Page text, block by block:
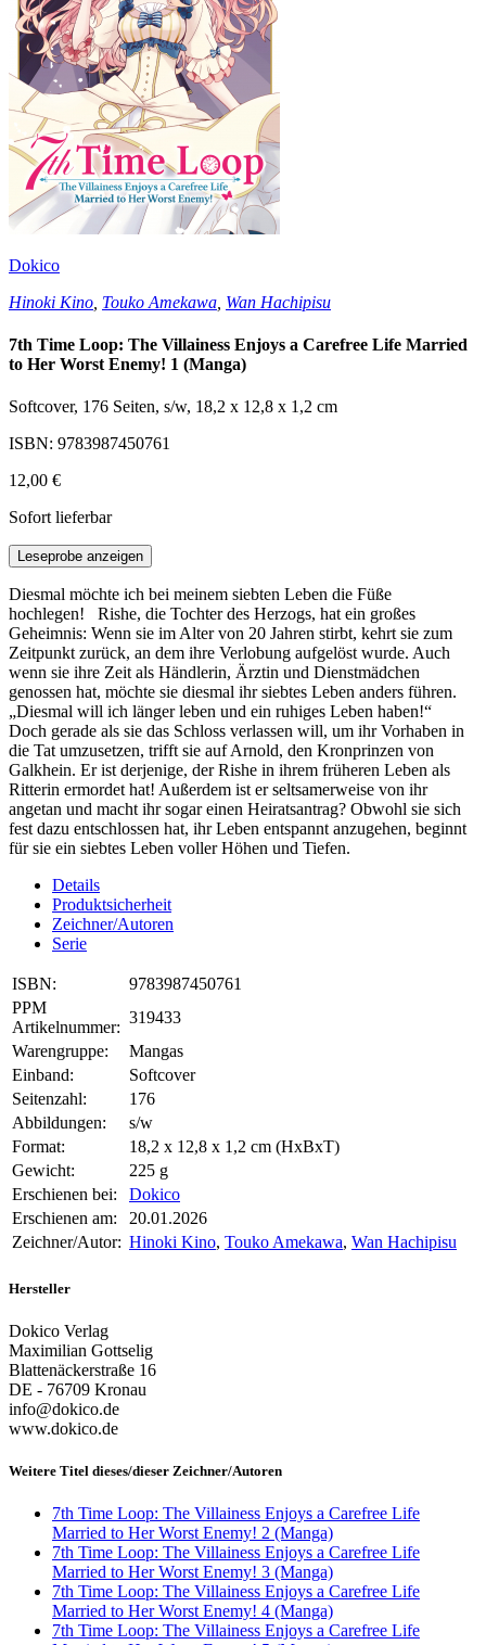
Dokico
Hinoki Kino Touko Amekawa Wan Hachipisu
7th Time Loop: The Villainess Enjoys a Carefree Life Married
to Her Worst Enemy! 1 (Manga)
Softcover, 176 Seiten, s/w, 18,2 x 12,8 x 1,2 cm
ISBN: 9783987450761
12,00 €
Sofort lieferbar
Leseprobe anzeigen
Diesmal möchte ich bei meinem siebten Leben die Füße
hochlegen! Rishe, die Tochter des Herzogs, hat ein großes
Geheimnis: Wenn sie im Alter von 20 Jahren stirbt, kehrt sie zum
Zeitpunkt zurück, an dem ihre Verlobung aufgelöst wurde. Auch
wenn sie ihre Zeit als Händlerin, Ärztin und Dienstmädchen
genossen hat, möchte sie diesmal ihr siebtes Leben anders führen.
„Diesmal will ich länger leben und ein ruhiges Leben haben!“
Doch gerade als sie das Schloss verlassen will, um ihr Vorhaben in
die Tat umzusetzen, trifft sie auf Arnold, den Kronprinzen von
Galkhein. Er ist derjenige, der Rishe in ihrem früheren Leben als
Ritterin ermordet hat! Außerdem ist er seltsamerweise von ihr
angetan und macht ihr sogar einen Heiratsantrag? Obwohl sie sich
fest dazu entschlossen hat, ihr Leben entspannt anzugehen, beginnt
für sie ein siebtes Leben voller Höhen und Tiefen.
Details
Produktsicherheit
Zeichner/Autoren
Serie
ISBN:
9783987450761
PPM
Artikelnummer:
319433
Warengruppe:
Mangas
Einband:
Softcover
Seitenzahl:
176
Abbildungen:
s/w
Format:
18,2 x 12,8 x 1,2 cm (HxBxT)
Gewicht:
225 g
Erschienen bei:
Dokico
Erschienen am:
20.01.2026
Zeichner/Autor: Hinoki Kino, Touko Amekawa, Wan Hachipisu
Hersteller
Dokico Verlag
Maximilian Gottselig
Blattenäckerstraße 16
DE - 76709 Kronau
info@dokico.de
www.dokico.de
Weitere Titel dieses/dieser Zeichner/Autoren
7th Time Loop: The Villainess Enjoys a Carefree Life
Married to Her Worst Enemy! 2 (Manga)
7th Time Loop: The Villainess Enjoys a Carefree Life
Married to Her Worst Enemy! 3 (Manga)
7th Time Loop: The Villainess Enjoys a Carefree Life
Married to Her Worst Enemy! 4 (Manga)
7th Time Loop: The Villainess Enjoys a Carefree Life